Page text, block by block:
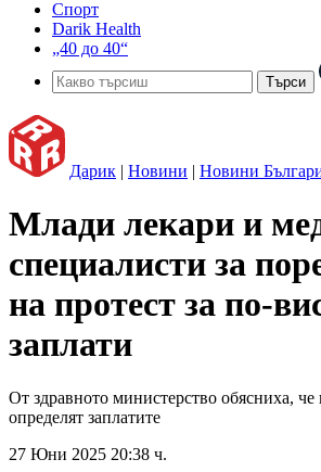
Спорт
Darik Health
„40 до 40“
Дарик | Новини | Новини
Млади лекари и
специалисти за
на протест за по-
заплати
От здравното министерство обясниха, че
определят заплатите
27 Юни 2025 20:38 ч.